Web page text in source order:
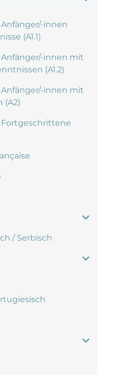
innen
(A1.1)
Anfänger/-innen mit
(A1.2)
Anfänger/-innen mit
(A2)
Fortgeschrittene
/ Serbisch